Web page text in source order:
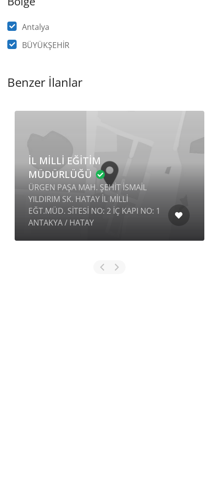
Antalya
BÜYÜKŞEHİR
Benzer İlanlar
İL MİLLİ EĞİTİM
MÜDÜRLÜĞÜ
ÜRGEN PAŞA MAH. ŞEHİT İSMAİL
YILDIRIM SK. HATAY İL MİLLİ
EĞT.MÜD. SİTESİ NO: 2 İÇ KAPI NO: 1
ANTAKYA / HATAY